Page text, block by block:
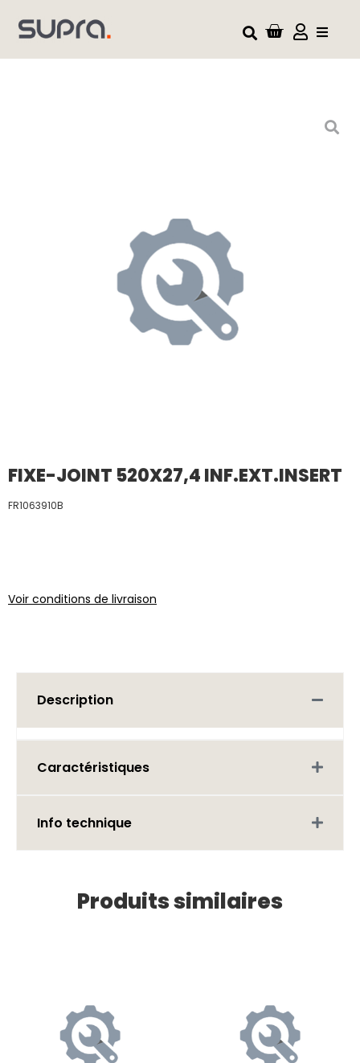
FIXE-JOINT 520X27,4 INF.EXT.INSERT
FR1063910B
Voir conditions de livraison
Description
Caractéristiques
Info technique
Produits similaires